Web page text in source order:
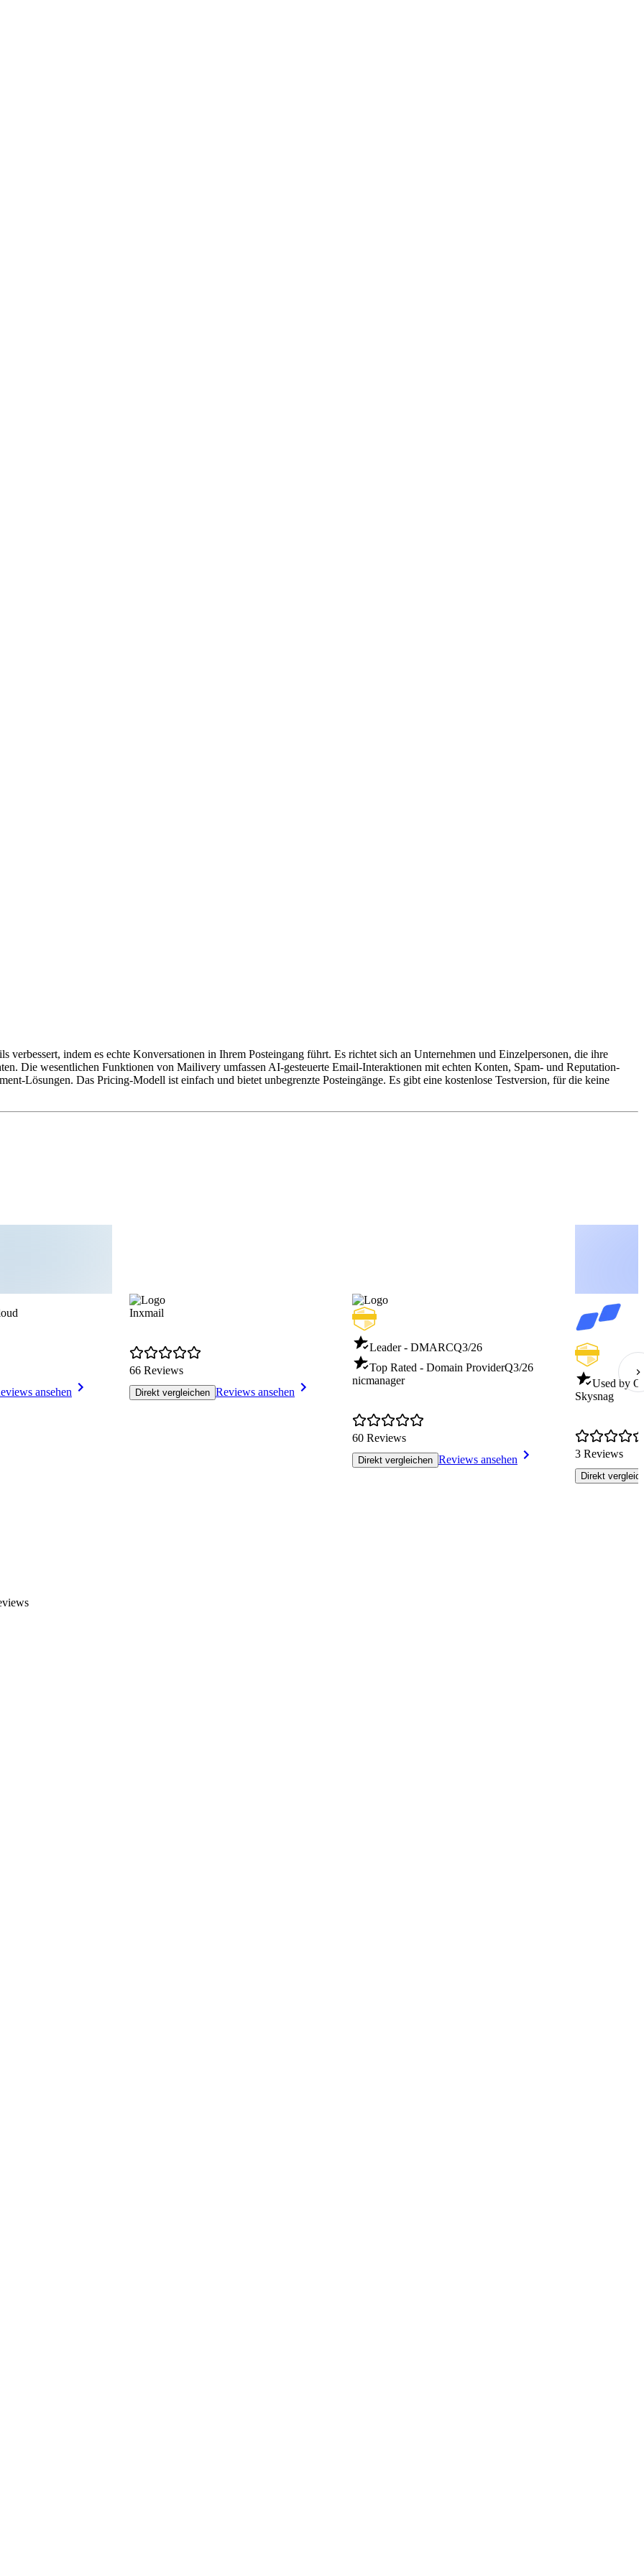
verbessert, indem es echte Konversationen in Ihrem Posteingang führt. Es richtet sich an Unternehmen und Einzelpersonen, die ihre
Die wesentlichen Funktionen von Mailivery umfassen AI-gesteuerte Email-Interaktionen mit echten Konten, Spam- und Reputation-
Lösungen. Das Pricing-Modell ist einfach und bietet unbegrenzte Posteingänge. Es gibt eine kostenlose Testversion, für die keine
ansehen
Inxmail
66 Reviews
Direkt vergleichen Reviews ansehen
Leader - DMARCQ3/26
Top Rated - Domain ProviderQ3/26
nicmanager
60 Reviews
Direkt vergleichen Reviews ansehen
Used by
Skysnag
3 Reviews
Direkt